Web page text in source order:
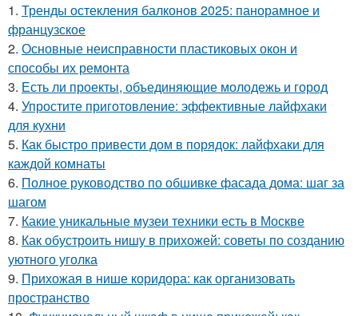
1. Тренды остекления балконов 2025: панорамное и
французское
2. Основные неисправности пластиковых окон и
способы их ремонта
3. Есть ли проекты, объединяющие молодежь и город
4. Упростите приготовление: эффективные лайфхаки
для кухни
5. Как быстро привести дом в порядок: лайфхаки для
каждой комнаты
6. Полное руководство по обшивке фасада дома: шаг за
шагом
7. Какие уникальные музеи техники есть в Москве
8. Как обустроить нишу в прихожей: советы по созданию
уютного уголка
9. Прихожая в нише коридора: как организовать
пространство